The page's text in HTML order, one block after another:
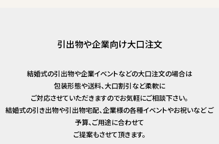
引出物や企業向け大口注文
結婚式の引出物や企業イベントなどの大口注文の場合は
包装形態や送料、大口割引など柔軟に
ご対応させていただきますのでお気軽にご相談下さい。
結婚式の引き出物や引出物宅配、企業様の各種イベントやお祝いなどご
予算、ご用途に合わせて
ご提案もさせて頂きます。